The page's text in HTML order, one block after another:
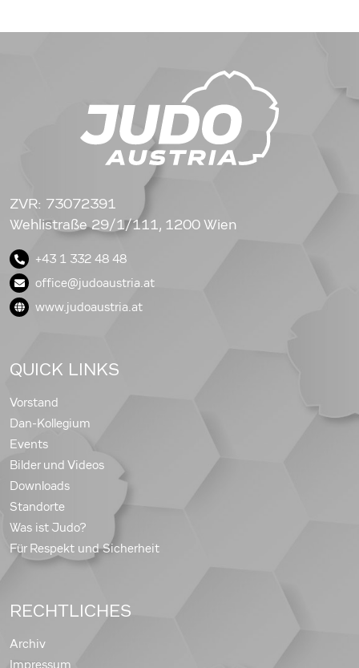
ZVR: 73072391
Wehlistraße 29/1/111, 1200 Wien
+43 1 332 48 48
office@judoaustria.at
www.judoaustria.at
QUICK LINKS
Vorstand
Dan-Kollegium
Events
Bilder und Videos
Downloads
Standorte
Was ist Judo?
Für Respekt und Sicherheit
RECHTLICHES
Archiv
Impressum